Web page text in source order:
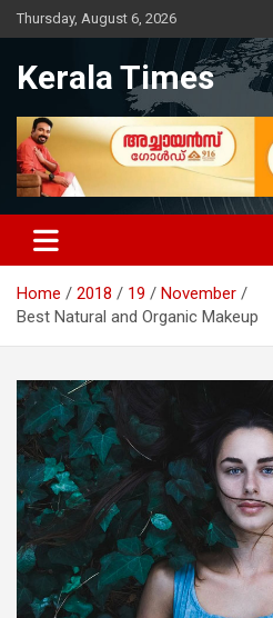
Skip
to
Thursday, August 6, 2026
Kerala Times
Home 2018 19
November
Best Natural and Organic Makeup